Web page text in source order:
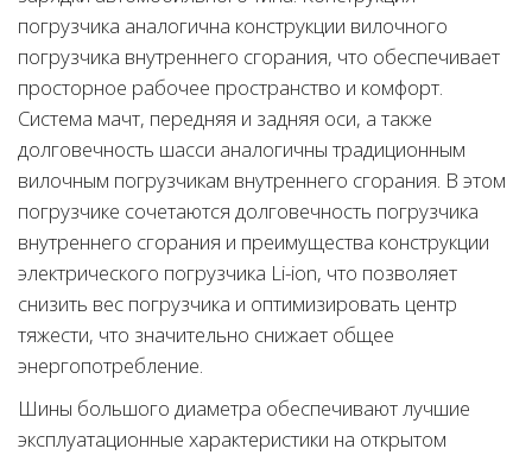
погрузчика аналогична конструкции вилочного
погрузчика внутреннего сгорания, что обеспечивает
просторное рабочее пространство и комфорт.
Система мачт, передняя и задняя оси, а также
долговечность шасси аналогичны традиционным
вилочным погрузчикам внутреннего сгорания. В этом
погрузчике сочетаются долговечность погрузчика
внутреннего сгорания и преимущества конструкции
электрического погрузчика Li-ion, что позволяет
снизить вес погрузчика и оптимизировать центр
тяжести, что значительно снижает общее
энергопотребление.
Шины большого диаметра обеспечивают лучшие
эксплуатационные характеристики на открытом